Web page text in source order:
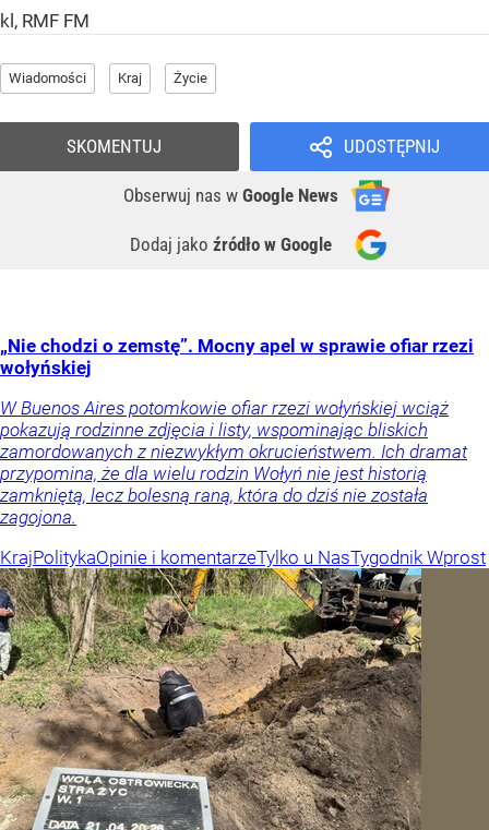
kl, RMF FM
Wiadomości Kraj Życie
UDOSTĘPNIJ
Obserwuj nas w Google News
Dodaj jako źródło w Google
SKOMENTUJ
„Nie chodzi o zemstę”. Mocny apel w sprawie ofiar rzezi
wołyńskiej
W Buenos Aires potomkowie ofiar rzezi wołyńskiej wciąż
pokazują rodzinne zdjęcia i listy, wspominając bliskich
zamordowanych z niezwykłym okrucieństwem. Ich dramat
przypomina, że dla wielu rodzin Wołyń nie jest historią
zamkniętą, lecz bolesną raną, która do dziś nie została
zagojona.
KrajPolitykaOpinie i komentarzeTylko u NasTygodnik Wprost